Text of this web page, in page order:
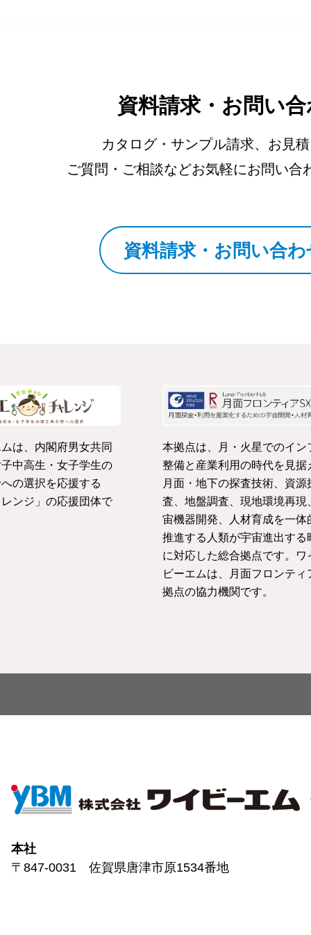
資料請求・お問い
カタログ・サンプル請求、お見
ご質問・ご相談などお気軽にお問い合
資料請求・お問い合わ
は、内閣府男女共同
中高生・女子学生の
の選択を応援する
ンジ」の応援団体で
本拠点は、月・火星でのイン
整備と産業利用の時代を見据
月面・地下の探査技術、資源
査、地盤調査、現地環境再現
宙機器開発、人材育成を一体
推進する人類が宇宙進出する
に対応した総合拠点です。ワ
ビーエムは、月面フロンティ
拠点の協力機関です。
本社
〒847-0031 佐賀県唐津市原1534番地